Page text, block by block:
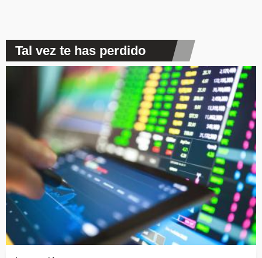
Tal vez te has perdido